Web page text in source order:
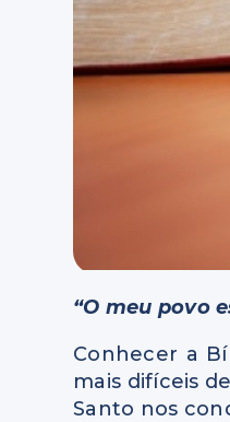
“O meu povo
Conhecer a
mais difíceis
Santo nos